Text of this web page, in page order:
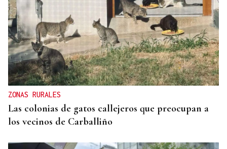
ZONAS RURALES
Las colonias de gatos callejeros que preocupan a
los vecinos de Carballiño